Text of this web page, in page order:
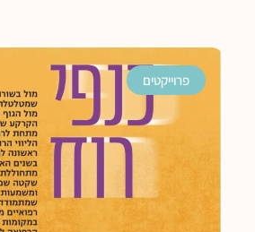
פרוייקטים